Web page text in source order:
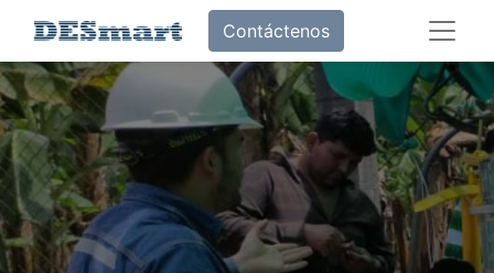
Contáctenos